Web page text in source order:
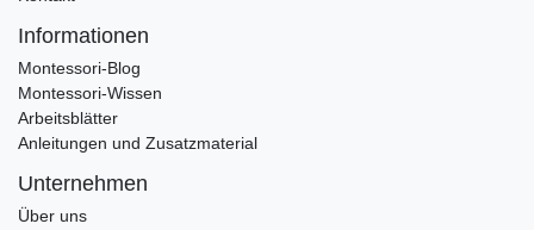
Informationen
Montessori-Blog
Montessori-Wissen
Arbeitsblätter
Anleitungen und Zusatzmaterial
Unternehmen
Über uns